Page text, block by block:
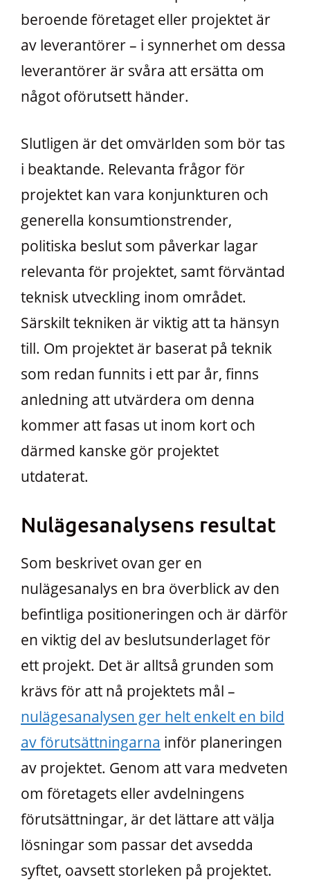
beroende företaget eller projektet är
av leverantörer – i synnerhet om dessa
leverantörer är svåra att ersätta om
något oförutsett händer.
Slutligen är det omvärlden som bör tas
i beaktande. Relevanta frågor för
projektet kan vara konjunkturen och
generella konsumtionstrender,
politiska beslut som påverkar lagar
relevanta för projektet, samt förväntad
teknisk utveckling inom området.
Särskilt tekniken är viktig att ta hänsyn
till. Om projektet är baserat på teknik
som redan funnits i ett par år, finns
anledning att utvärdera om denna
kommer att fasas ut inom kort och
därmed kanske gör projektet
utdaterat.
Nulägesanalysens resultat
Som beskrivet ovan ger en
nulägesanalys en bra överblick av den
befintliga positioneringen och är därför
en viktig del av beslutsunderlaget för
ett projekt. Det är alltså grunden som
krävs för att nå projektets mål –
nulägesanalysen ger helt enkelt en bild
av förutsättningarna inför planeringen
av projektet. Genom att vara medveten
om företagets eller avdelningens
förutsättningar, är det lättare att välja
lösningar som passar det avsedda
syftet, oavsett storleken på projektet.